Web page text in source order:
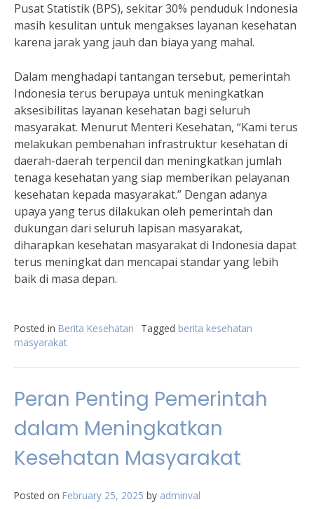
Pusat Statistik (BPS), sekitar 30% penduduk Indonesia
masih kesulitan untuk mengakses layanan kesehatan
karena jarak yang jauh dan biaya yang mahal.
Dalam menghadapi tantangan tersebut, pemerintah
Indonesia terus berupaya untuk meningkatkan
aksesibilitas layanan kesehatan bagi seluruh
masyarakat. Menurut Menteri Kesehatan, “Kami terus
melakukan pembenahan infrastruktur kesehatan di
daerah-daerah terpencil dan meningkatkan jumlah
tenaga kesehatan yang siap memberikan pelayanan
kesehatan kepada masyarakat.” Dengan adanya
upaya yang terus dilakukan oleh pemerintah dan
dukungan dari seluruh lapisan masyarakat,
diharapkan kesehatan masyarakat di Indonesia dapat
terus meningkat dan mencapai standar yang lebih
baik di masa depan.
Posted in Berita Kesehatan Tagged berita kesehatan
masyarakat
Peran Penting Pemerintah
dalam Meningkatkan
Kesehatan Masyarakat
Posted on February 25, 2025 by adminval